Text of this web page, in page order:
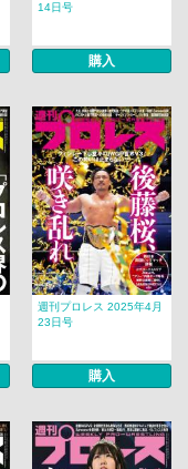
14日号
購入
週刊プロレス 2025年4月
23日号
購入